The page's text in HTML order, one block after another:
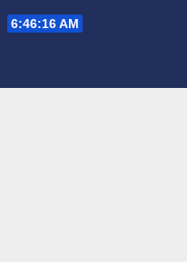
6:46:17 AM